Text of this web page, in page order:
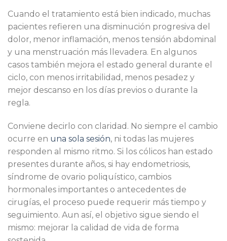
Cuando el tratamiento está bien indicado, muchas
pacientes refieren una disminución progresiva del
dolor, menor inflamación, menos tensión abdominal
y una menstruación más llevadera. En algunos
casos también mejora el estado general durante el
ciclo, con menos irritabilidad, menos pesadez y
mejor descanso en los días previos o durante la
regla.
Conviene decirlo con claridad. No siempre el cambio
ocurre en una sola sesión, ni todas las mujeres
responden al mismo ritmo. Si los cólicos han estado
presentes durante años, si hay endometriosis,
síndrome de ovario poliquístico, cambios
hormonales importantes o antecedentes de
cirugías, el proceso puede requerir más tiempo y
seguimiento. Aun así, el objetivo sigue siendo el
mismo: mejorar la calidad de vida de forma